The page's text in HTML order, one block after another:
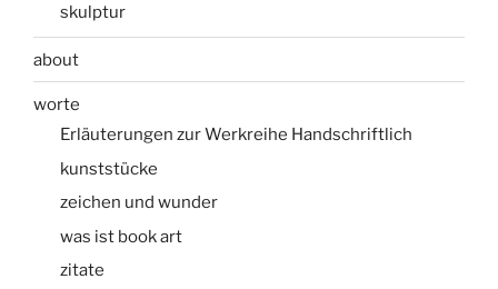
skulptur
about
worte
Erläuterungen zur Werkreihe Handschriftlich
kunststücke
zeichen und wunder
was ist book art
zitate